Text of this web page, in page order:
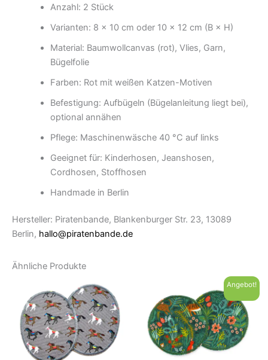
Anzahl: 2 Stück
Varianten: 8 × 10 cm oder 10 × 12 cm (B × H)
Material: Baumwollcanvas (rot), Vlies, Garn,
Bügelfolie
Farben: Rot mit weißen Katzen-Motiven
Befestigung: Aufbügeln (Bügelanleitung liegt bei),
optional annähen
Pflege: Maschinenwäsche 40 °C auf links
Geeignet für: Kinderhosen, Jeanshosen,
Cordhosen, Stoffhosen
Handmade in Berlin
Hersteller: Piratenbande, Blankenburger Str. 23, 13089
Berlin, hallo@piratenbande.de
Ähnliche Produkte
Angebot!